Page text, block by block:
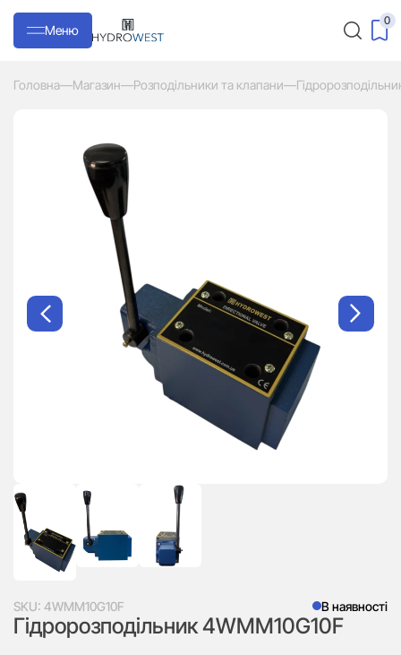
Меню
0
Головна—Магазин—Розподільники та клапани—
SKU: 4WMM10G10F В наявності
Гідророзподільник 4WMM10G10F